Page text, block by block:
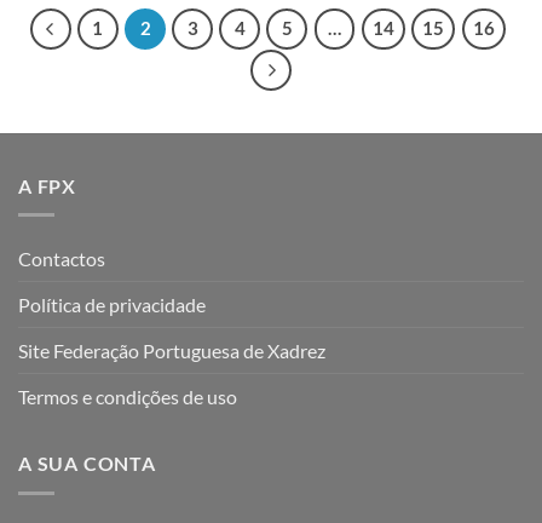
1 2 3 4 5 … 14 15 16
A FPX
Contactos
Política de privacidade
Site Federação Portuguesa de Xadrez
Termos e condições de uso
A SUA CONTA